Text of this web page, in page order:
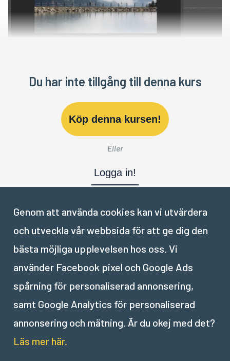
Du har inte tillgång till denna kurs
Köp denna kursen!
Eller
Logga in!
Nästa del:
VIII.Skärpa
Genom att använda cookies kan vi utvärdera
och utveckla vår webbsida för att ge dig den
bästa möjliga upplevelsen hos oss. Vi
använder Facebook pixel och Google Ads
spårning för personaliserad annonsering,
samt Google Analytics för personaliserad
annonsering och mätning. Är du okej med det?
Läs mer här.